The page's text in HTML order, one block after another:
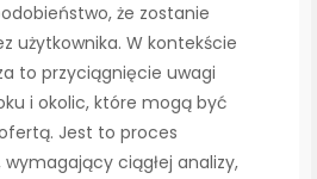
że zostanie
użytkownika. W kontekście
to przyciągnięcie uwagi
i okolic, które mogą być
Jest to proces
ciągłej analizy,